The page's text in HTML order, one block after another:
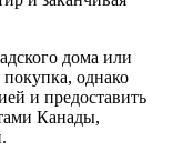
дома или
однако
и предоставить
Канады,